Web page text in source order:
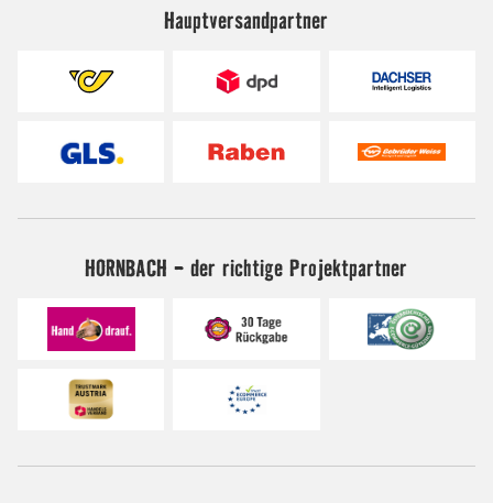
Hauptversandpartner
HORNBACH - der richtige Projektpartner